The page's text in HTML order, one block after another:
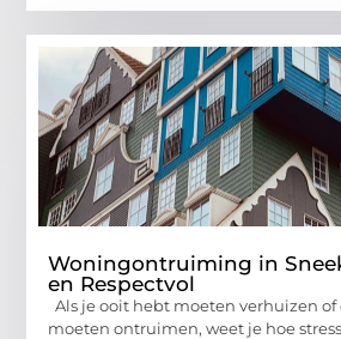
Woningontruiming in
en Respectvol
Als je ooit hebt moeten verhuizen
moeten ontruimen, weet je hoe